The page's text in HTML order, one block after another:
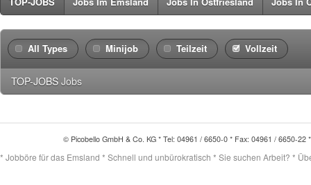
All Types Minijob Teilzeit Vollzeit
TOP-JOBS Jobs
© Picobello GmbH & Co. KG * Tel: 04961 / 6650-0 * Fax: 04961 / 6650-22
* Jobböre für das Emsland * Schnell und unbürokratisch * Sie suchen Arbeit? *